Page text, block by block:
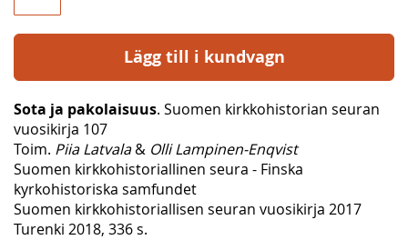
Lägg till i kundvagn
Sota ja pakolaisuus. Suomen kirkkohistorian seuran
vuosikirja 107
Toim. Piia Latvala& Olli Lampinen-Enqvist
Suomen kirkkohistoriallinen seura - Finska
kyrkohistoriska samfundet
Suomen kirkkohistoriallisen seuran vuosikirja 2017
Turenki 2018, 336 s.